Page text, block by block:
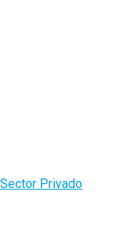
Sector Privado